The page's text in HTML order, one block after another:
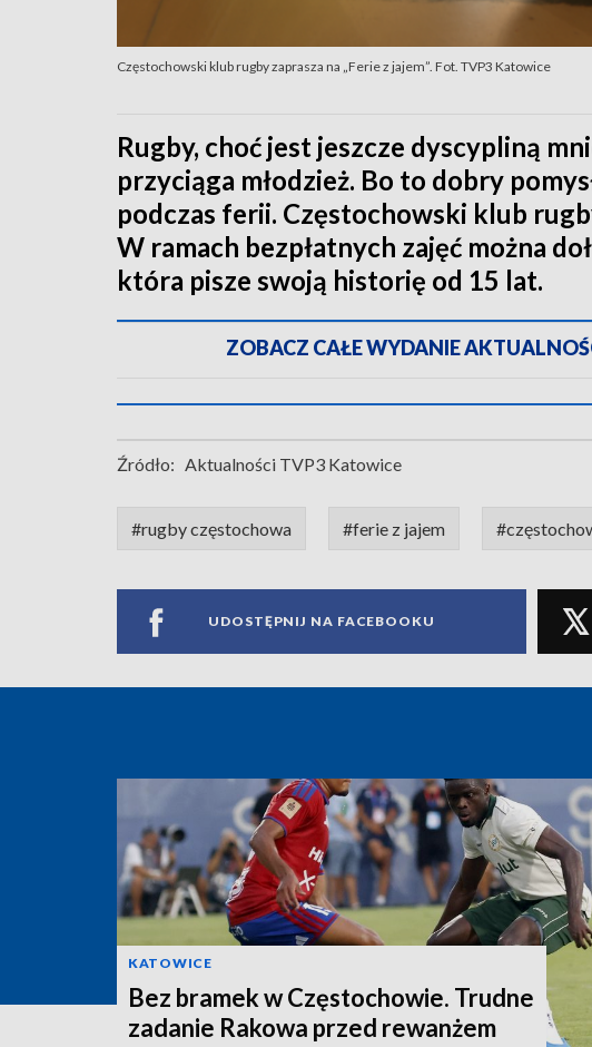
Częstochowski klub rugby zaprasza na „Ferie z jajem”. Fot. TVP3 Katowice
Rugby, choć jest jeszcze dyscypliną
przyciąga młodzież. Bo to dobry
podczas ferii. Częstochowski klub
W ramach bezpłatnych zajęć można
która pisze swoją historię od 15 lat.
ZOBACZ CAŁE WYDANIE
Źródło: Aktualności TVP3 Katowice
#rugby częstochowa #ferie z jajem
UDOSTĘPNIJ NA FACEBOOKU
KATOWICE
Bez bramek w Częstochowie. Trudne
zadanie Rakowa przed rewanżem